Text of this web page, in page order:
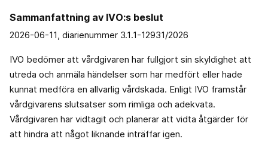
Sammanfattning av IVO:s beslut
2026-06-11, diarienummer 3.1.1-12931/2026
IVO bedömer att vårdgivaren har fullgjort sin skyldighet att
utreda och anmäla händelser som har medfört eller hade
kunnat medföra en allvarlig vårdskada. Enligt IVO framstår
vårdgivarens slutsatser som rimliga och adekvata.
Vårdgivaren har vidtagit och planerar att vidta åtgärder för
att hindra att något liknande inträffar igen.